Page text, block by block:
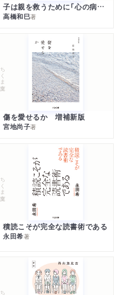
子は親を救うために「心の病」になる
高橋和巳著
ちくま文庫
傷を愛せるか 増補新版
宮地尚子著
ちくま文庫
積読こそが完全な読書術である
永田希著